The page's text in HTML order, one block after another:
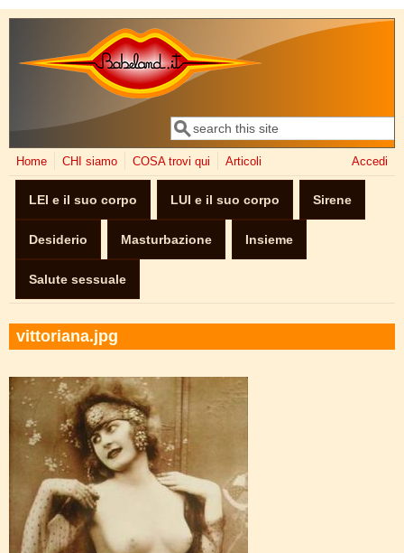
Salta al contenuto principale
Form di ricerca
Cerca
Home CHI siamo COSA trovi qui Articoli Accedi
LEI e il suo corpo LUI e il suo corpo Sirene
Desiderio Masturbazione Insieme
Salute sessuale
vittoriana.jpg